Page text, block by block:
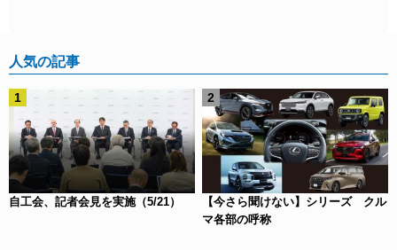
人気の記事
自工会、記者会見を実施（5/21）
【今さら聞けない】シリーズ クル
マ各部の呼称